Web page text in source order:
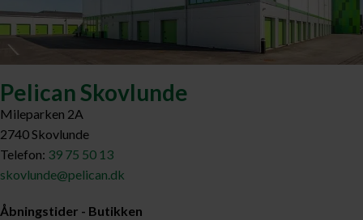
Pelican Skovlunde
Mileparken 2A
2740Skovlunde
Telefon: 39 75 50 13
skovlunde@pelican.dk
Åbningstider - Butikken